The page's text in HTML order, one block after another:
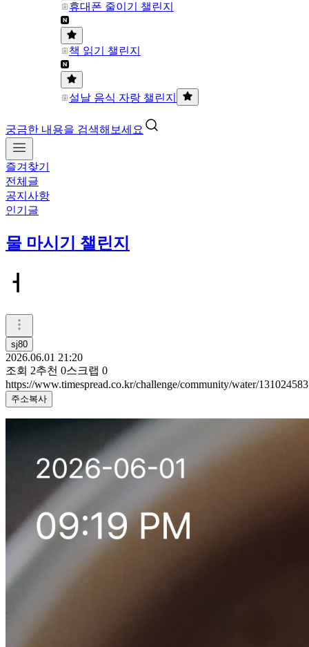
휴대폰 줄이기 챌린지
책 읽기 챌린지
설날 음식 자랑 챌린지
궁금한 내용을 검색해보세요
즐겨찾기
전체글
공지사항
인기글
물 마시기 챌린지
ㅓ
sj80
2026.06.01 21:20
조회 2추천 0스크랩 0
https://www.timespread.co.kr/challenge/community/water/131024583
주소복사